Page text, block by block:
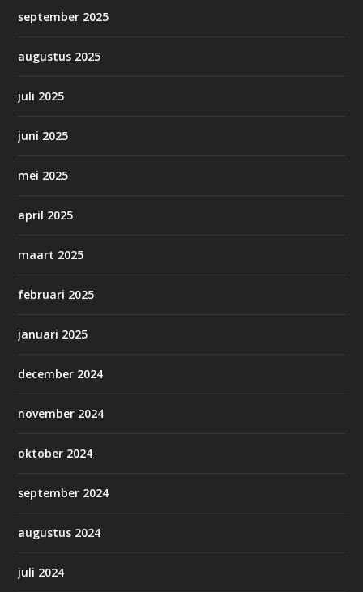
september 2025
augustus 2025
juli 2025
juni 2025
mei 2025
april 2025
maart 2025
februari 2025
januari 2025
december 2024
november 2024
oktober 2024
september 2024
augustus 2024
juli 2024